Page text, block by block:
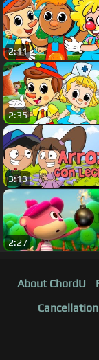
2:11
2:35
3:13
2:27
About ChordU